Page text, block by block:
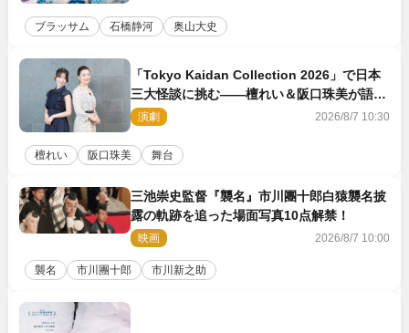
ブラッサム 石橋静河 奥山大史
「Tokyo Kaidan Collection 2026」で日本
三大怪談に挑む――檀れい＆阪口珠美が語る
「牡丹灯籠」の新たな魅力
演劇 2026/8/7 10:30
檀れい 阪口珠美 舞台
三池崇史監督『襲名』市川團十郎白猿襲名披
露の軌跡を追った場面写真10点解禁！
映画 2026/8/7 10:00
襲名 市川團十郎 市川新之助